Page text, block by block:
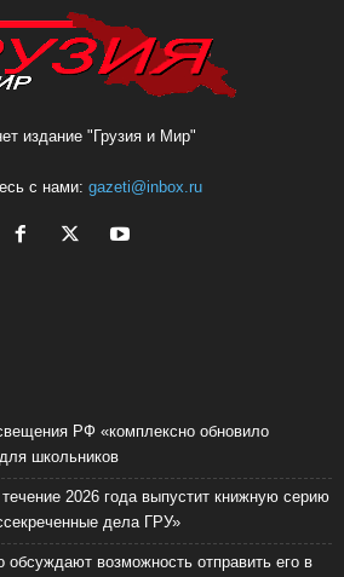
издание "Грузия и Мир"
с нами: gazeti@inbox.ru
РФ «комплексно обновило
школьников
2026 года выпустит книжную серию
дела ГРУ»
обсуждают возможность отправить его в